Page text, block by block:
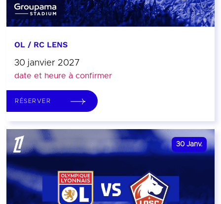
OL / RC LENS
30 janvier 2027
date et heure à confirmer
RÉSERVER
30 Janv.